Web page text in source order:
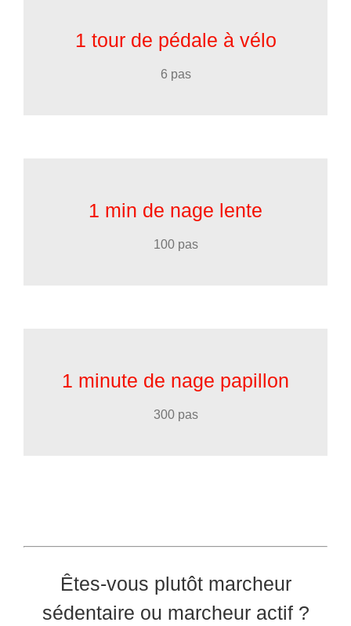
1 tour de pédale à vélo
6 pas
1 min de nage lente
100 pas
1 minute de nage papillon
300 pas
Êtes-vous plutôt marcheur
sédentaire ou marcheur actif ?